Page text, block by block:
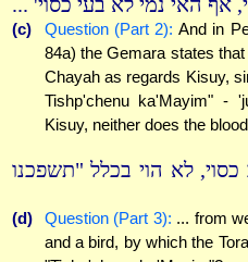
אף האי נמי לא בעי כסוי' ...
(c) Question (Part 2): And in
84a) the Gemara states
Chayah as regards Kisuy,
Tishp'chenu ka'Mayim" -
Kisuy, neither does the
לא הוי בכלל "תשפכנו
(d) Question (Part 3): ... from
and a bird, by which the